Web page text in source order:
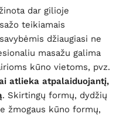
dar gilioje
teikiamais
džiaugiasi ne
masažu galima
kūno vietoms, pvz.
atlieka atpalaiduojantį,
. Skirtingų formų, dydžių
žmogaus kūno formų,